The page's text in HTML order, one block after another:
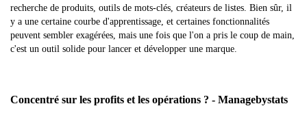
recherche de produits, outils de mots-clés, créateurs de listes. Bien sûr, il
y a une certaine courbe d'apprentissage, et certaines fonctionnalités
peuvent sembler exagérées, mais une fois que l'on a pris le coup de main,
c'est un outil solide pour lancer et développer une marque.
Concentré sur les profits et les opérations ? - Managebystats